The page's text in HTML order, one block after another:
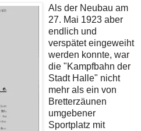
Als der Neubau am
27. Mai 1923 aber
endlich und
verspätet eingeweiht
werden konnte, war
die "Kampfbahn der
Stadt Halle" nicht
mehr als ein von
Bretterzäunen
umgebener
Sportplatz mit